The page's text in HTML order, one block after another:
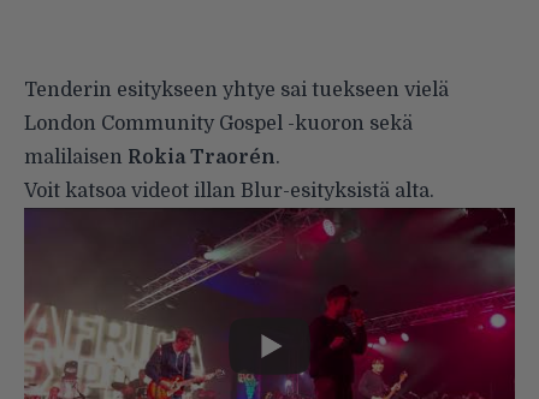
Tenderin esitykseen yhtye sai tuekseen vielä
London Community Gospel -kuoron sekä
malilaisen Rokia Traorén.
Voit katsoa videot illan Blur-esityksistä alta.